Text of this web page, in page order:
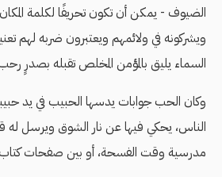
الضيوف - يمكن أن تكون تحريفًا لكلمة
ويشركونه في ولائمهم ويعتبرون ضربه لهم
السماء يليق بالمؤمن المخلص تقبله بصدرٍ
وكان الحب جوابات يدسها الحبيب في يد
الناس، يحكي فيها عن نار الشوق ويرسل له
مدرسية وقت الفسحة، أو بين صفحات